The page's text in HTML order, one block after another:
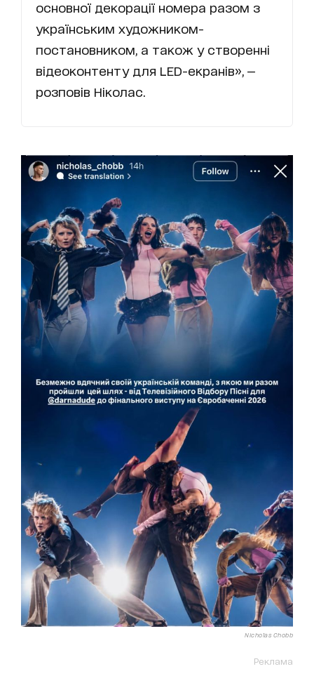
основної декорації номера разом з
українським художником-
постановником, а також у створенні
відеоконтенту для LED-екранів», —
розповів Ніколас.
Nicholas Chobb
Реклама